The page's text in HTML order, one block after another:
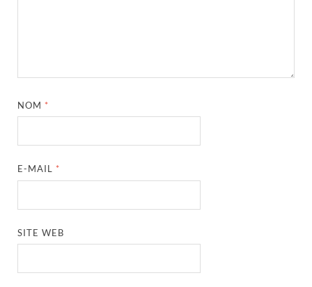
NOM *
E-MAIL *
SITE WEB